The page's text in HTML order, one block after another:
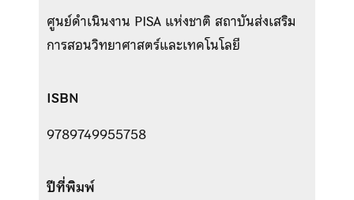
ศูนย์ดำเนินงาน PISA แห่งชาติ สถาบันส่งเสริม
การสอนวิทยาศาสตร์และเทคโนโลยี
ISBN
9789749955758
ปีที่พิมพ์